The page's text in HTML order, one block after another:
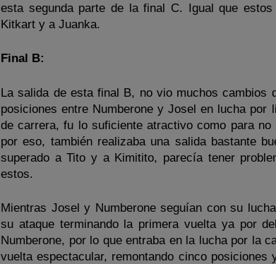
esta segunda parte de la final C. Igual que
Kitkart y a Juanka.
Final B:
La salida de esta final B, no vio muchos cambios
posiciones entre Numberone y Josel en lucha
de carrera, fu lo suficiente atractivo como para
por eso, también realizaba una salida bastante
superado a Tito y a Kimitito, parecía tener
estos.
Mientras Josel y Numberone seguían con su
su ataque terminando la primera vuelta ya por
Numberone, por lo que entraba en la lucha por la
vuelta espectacular, remontando cinco